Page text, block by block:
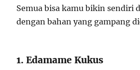
Semua bisa kamu bikin sendiri
dengan bahan yang gampang
1. Edamame Kukus